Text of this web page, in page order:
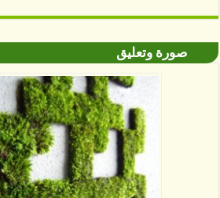
صورة وتعليق